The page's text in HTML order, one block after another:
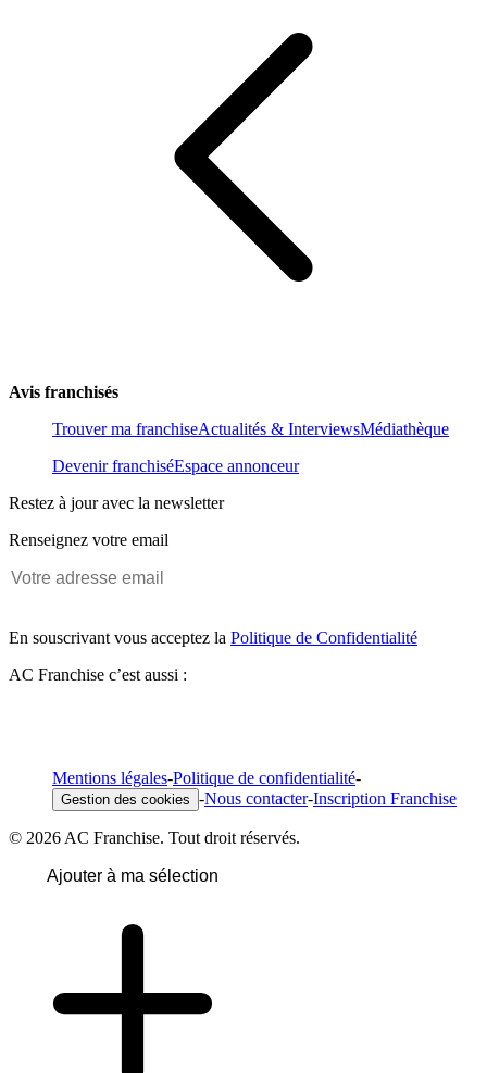
Avis franchisés
Trouver ma franchiseActualités & InterviewsMédiathèque
Devenir franchiséEspace annonceur
Restez à jour avec la newsletter
Renseignez votre email
En souscrivant vous acceptez la Politique de Confidentialité
AC Franchise c’est aussi :
Mentions légales-Politique de confidentialité-
Gestion des cookies -Nous contacter-Inscription Franchise
© 2026 AC Franchise. Tout droit réservés.
Ajouter à ma sélection